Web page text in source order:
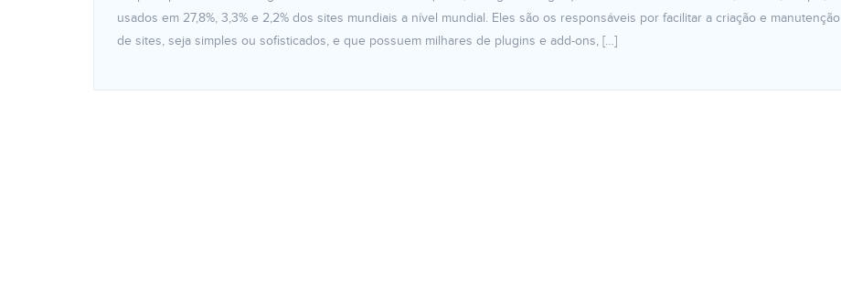
usados em 27,8%, 3,3% e 2,2% dos sites mundiais a nível mundial. Eles são os responsáveis por facilitar a criação e manutenção
de sites, seja simples ou sofisticados, e que possuem milhares de plugins e add-ons, […]